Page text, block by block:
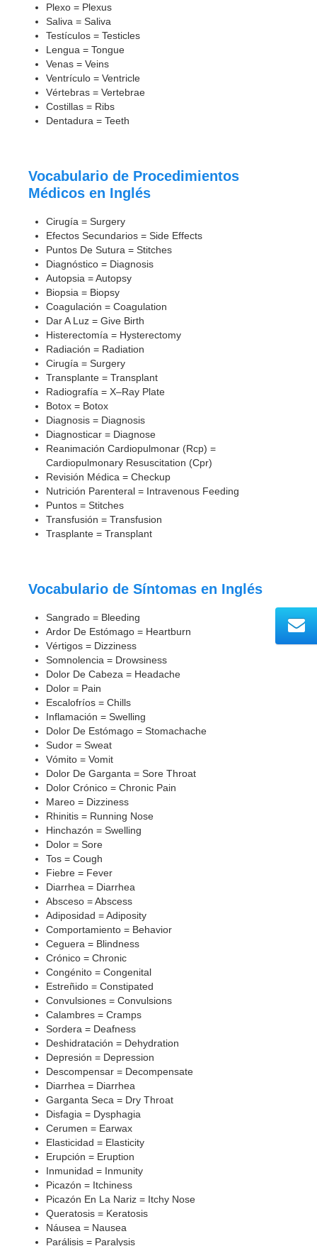
Plexo = Plexus
Saliva = Saliva
Testículos = Testicles
Lengua = Tongue
Venas = Veins
Ventrículo = Ventricle
Vértebras = Vertebrae
Costillas = Ribs
Dentadura = Teeth
Vocabulario de Procedimientos
Médicos en Inglés
Cirugía = Surgery
Efectos Secundarios = Side Effects
Puntos De Sutura = Stitches
Diagnóstico = Diagnosis
Autopsia = Autopsy
Biopsia = Biopsy
Coagulación = Coagulation
Dar A Luz = Give Birth
Histerectomía = Hysterectomy
Radiación = Radiation
Cirugía = Surgery
Transplante = Transplant
Radiografía = X–Ray Plate
Botox = Botox
Diagnosis = Diagnosis
Diagnosticar = Diagnose
Reanimación Cardiopulmonar (Rcp) =
Cardiopulmonary Resuscitation (Cpr)
Revisión Médica = Checkup
Nutrición Parenteral = Intravenous Feeding
Puntos = Stitches
Transfusión = Transfusion
Trasplante = Transplant
Vocabulario de Síntomas en Inglés
Sangrado = Bleeding
Ardor De Estómago = Heartburn
Vértigos = Dizziness
Somnolencia = Drowsiness
Dolor De Cabeza = Headache
Dolor = Pain
Escalofríos = Chills
Inflamación = Swelling
Dolor De Estómago = Stomachache
Sudor = Sweat
Vómito = Vomit
Dolor De Garganta = Sore Throat
Dolor Crónico = Chronic Pain
Mareo = Dizziness
Rhinitis = Running Nose
Hinchazón = Swelling
Dolor = Sore
Tos = Cough
Fiebre = Fever
Diarrhea = Diarrhea
Absceso = Abscess
Adiposidad = Adiposity
Comportamiento = Behavior
Ceguera = Blindness
Crónico = Chronic
Congénito = Congenital
Estreñido = Constipated
Convulsiones = Convulsions
Calambres = Cramps
Sordera = Deafness
Deshidratación = Dehydration
Depresión = Depression
Descompensar = Decompensate
Diarrhea = Diarrhea
Garganta Seca = Dry Throat
Disfagia = Dysphagia
Cerumen = Earwax
Elasticidad = Elasticity
Erupción = Eruption
Inmunidad = Inmunity
Picazón = Itchiness
Picazón En La Nariz = Itchy Nose
Queratosis = Keratosis
Náusea = Nausea
Parálisis = Paralysis